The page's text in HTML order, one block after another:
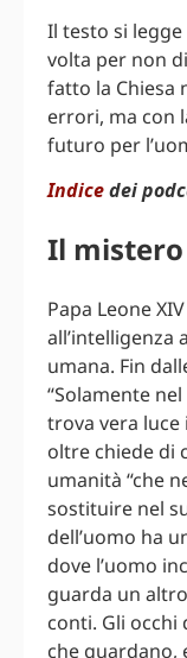
Il testo si legge
volta per non
fatto la Chiesa
errori, ma con
futuro per
Indicedei
Il mistero
Papa Leone
all’intelligenza
umana. Fin
“Solamente
trova vera luce
oltre chiede di
umanità “che
sostituire nel
dell’uomo ha
dove l’uomo
guarda un
conti. Gli occhi
che guardano,